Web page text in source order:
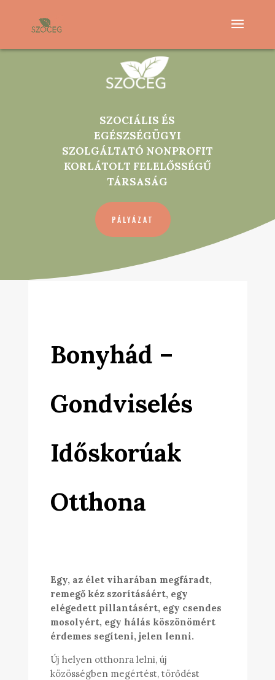
SZOCIÁLIS ÉS
EGÉSZSÉGÜGYI
SZOLGÁLTATÓ NONPROFIT
KORLÁTOLT FELELŐSSÉGŰ
TÁRSASÁG
PÁLYÁZAT
Bonyhád –
Gondviselés
Időskorúak
Otthona
Egy, az élet viharában megfáradt,
remegő kéz szorításáért, egy
elégedett pillantásért, egy csendes
mosolyért, egy hálás köszönömért
érdemes segíteni, jelen lenni.
Új helyen otthonra lelni, új
közösségben megértést, törődést